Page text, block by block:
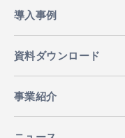
導入事例
資料ダウンロード
事業紹介